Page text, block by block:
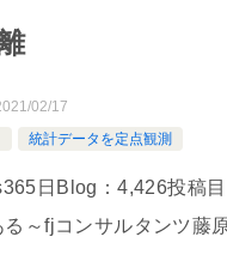
02/17
統計データを定点観測
日Blog：4,426投稿目
～fjコンサルタンツ藤